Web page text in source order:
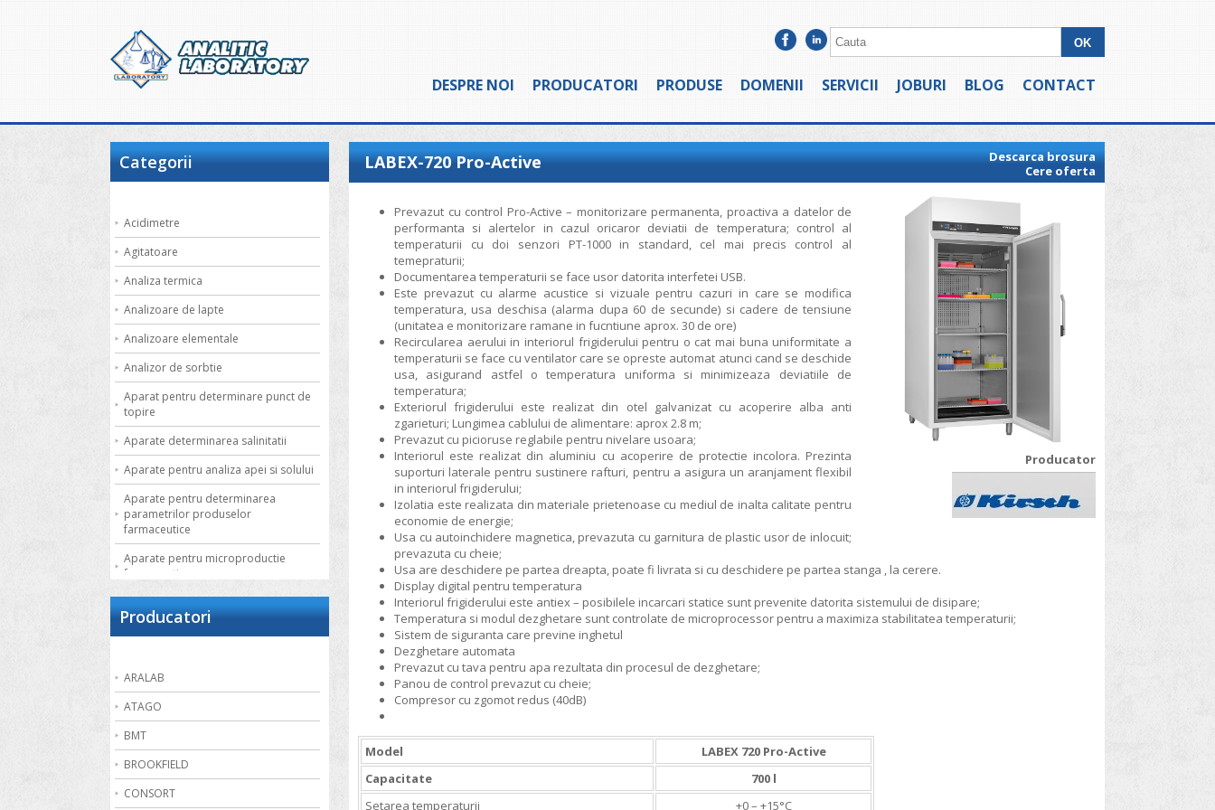
DESPRE NOI PRODUCATORI PRODUSE DOMENII SERVICII JOBURI BLOG CONTACT
Categorii
Acidimetre
Agitatoare
Analiza termica
Analizoare de lapte
Analizoare elementale
Analizor de sorbtie
Aparat pentru determinare punct de
topire
Aparate determinarea salinitatii
Aparate pentru analiza apei si solului
Aparate pentru determinarea
parametrilor produselor
farmaceutice
Aparate pentru microproductie
farmaceutica
Bai termostatate cu circulatie externa
Bai termostatate pentru aplicatii
speciale
Bai ultrasonice
Balante
Producatori
ARALAB
ATAGO
BMT
BROOKFIELD
CONSORT
LABEX-720 Pro-Active
Descarca brosura
Cere oferta
Producator
Prevazut cu control Pro-Active – monitorizare permanenta, proactiva a datelor de
performanta si alertelor in cazul oricaror deviatii de temperatura; control al
temperaturii cu doi senzori PT-1000 in standard, cel mai precis control al
temepraturii;
Documentarea temperaturii se face usor datorita interfetei USB.
Este prevazut cu alarme acustice si vizuale pentru cazuri in care se modifica
temperatura, usa deschisa (alarma dupa 60 de secunde) si cadere de tensiune
(unitatea e monitorizare ramane in fucntiune aprox. 30 de ore)
Recircularea aerului in interiorul frigiderului pentru o cat mai buna uniformitate a
temperaturii se face cu ventilator care se opreste automat atunci cand se deschide
usa, asigurand astfel o temperatura uniforma si minimizeaza deviatiile de
temperatura;
Exteriorul frigiderului este realizat din otel galvanizat cu acoperire alba anti
zgarieturi; Lungimea cablului de alimentare: aprox 2.8 m;
Prevazut cu picioruse reglabile pentru nivelare usoara;
Interiorul este realizat din aluminiu cu acoperire de protectie incolora. Prezinta
suporturi laterale pentru sustinere rafturi, pentru a asigura un aranjament flexibil
in interiorul frigiderului;
Izolatia este realizata din materiale prietenoase cu mediul de inalta calitate pentru
economie de energie;
Usa cu autoinchidere magnetica, prevazuta cu garnitura de plastic usor de inlocuit;
prevazuta cu cheie;
Usa are deschidere pe partea dreapta, poate fi livrata si cu deschidere pe partea stanga , la cerere.
Display digital pentru temperatura
Interiorul frigiderului este antiex – posibilele incarcari statice sunt prevenite datorita sistemului de disipare;
Temperatura si modul dezghetare sunt controlate de microprocessor pentru a maximiza stabilitatea temperaturii;
Sistem de siguranta care previne inghetul
Dezghetare automata
Prevazut cu tava pentru apa rezultata din procesul de dezghetare;
Panou de control prevazut cu cheie;
Compresor cu zgomot redus (40dB)
Model
LABEX 720 Pro-Active
Capacitate
700 l
Setarea temperaturii
+0 – +15°C